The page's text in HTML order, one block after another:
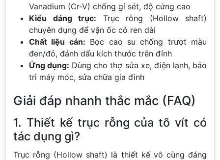
Vanadium (Cr-V) chống gỉ sét, độ cứng cao
Kiểu dáng trục: Trục rỗng (Hollow shaft)
chuyên dụng để vặn ốc có ren dài
Chất liệu cán: Bọc cao su chống trượt màu
đen/đỏ, đánh dấu kích thước trên đỉnh
Ứng dụng: Dùng cho thợ sửa xe, điện lạnh, bảo
trì máy móc, sửa chữa gia đình
Giải đáp nhanh thắc mắc (FAQ)
1. Thiết kế trục rỗng của tô vít có
tác dụng gì?
Trục rỗng (Hollow shaft) là thiết kế vô cùng đáng